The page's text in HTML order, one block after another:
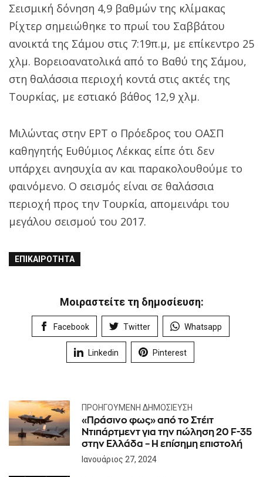
Σεισμική δόνηση 4,9 βαθμών της κλίμακας
Ρίχτερ σημειώθηκε το πρωί του Σαββάτου
ανοικτά της Σάμου στις 7:19π.μ, με επίκεντρο 25
χλμ. Βορειοανατολικά από το Βαθύ της Σάμου,
στη θαλάσσια περιοχή κοντά στις ακτές της
Τουρκίας, με εστιακό βάθος 12,9 χλμ.
Μιλώντας στην ΕΡΤ ο Πρόεδρος του ΟΑΣΠ
καθηγητής Ευθύμιος Λέκκας είπε ότι δεν
υπάρχει ανησυχία αν και παρακολουθούμε το
φαινόμενο. Ο σεισμός είναι σε θαλάσσια
περιοχή προς την Τουρκία, απομεινάρι του
μεγάλου σεισμού του 2017.
ΕΠΙΚΑΙΡΌΤΗΤΑ
Μοιραστείτε τη δημοσίευση:
Facebook Twitter Whatsapp
Linkedin Pinterest
ΠΡΟΗΓΟΎΜΕΝΗ ΔΗΜΟΣΊΕΥΣΗ
«Πράσινο φως» από το Στέιτ
Ντιπάρτμεντ για την πώληση 20 F-35
στην Ελλάδα – Η επίσημη επιστολή
Ιανουάριος 27, 2024